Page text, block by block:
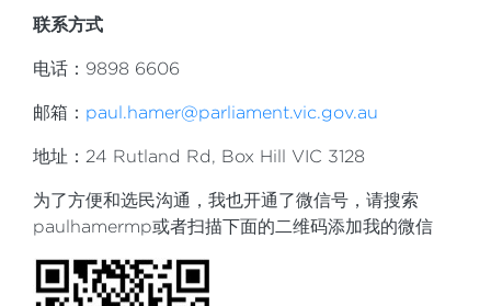
联系方式
电话：9898 6606
邮箱： paul.hamer@parliament.vic.gov.au
地址：24 Rutland Rd, Box Hill VIC 3128
为了方便和选民沟通，我也开通了微信号，请搜索
paulhamermp或者扫描下面的二维码添加我的微信